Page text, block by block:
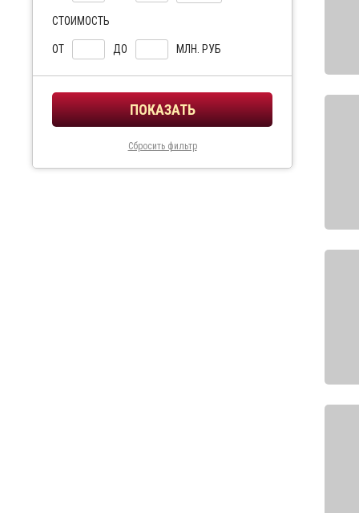
СТОИМОСТЬ
ОТ ДО МЛН. РУБ
Сбросить фильтр